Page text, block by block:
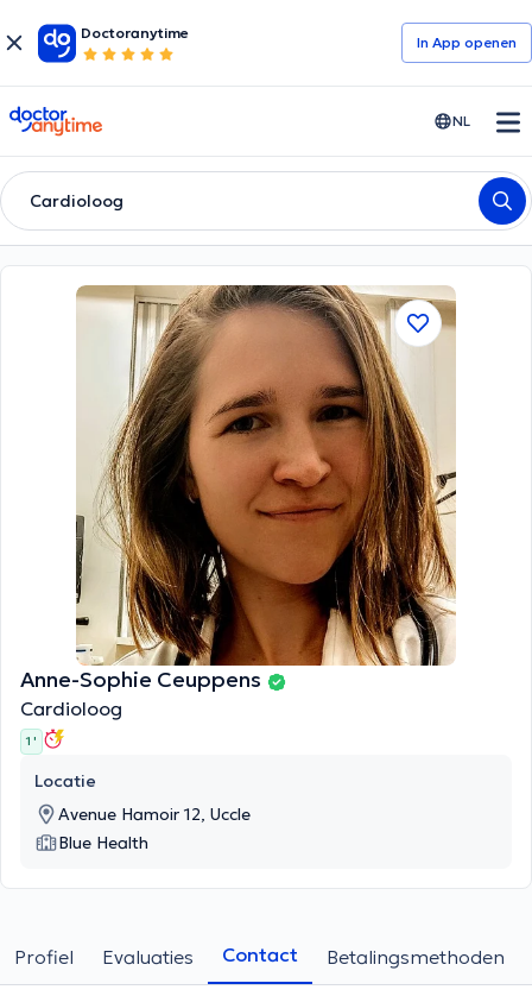
Doctoranytime
In App openen
doctoranytime NL
Cardioloog
Anne-Sophie Ceuppens
Cardioloog
1 '
Locatie
Avenue Hamoir 12, Uccle
Blue Health
Profiel Evaluaties Contact Betalingsmethoden